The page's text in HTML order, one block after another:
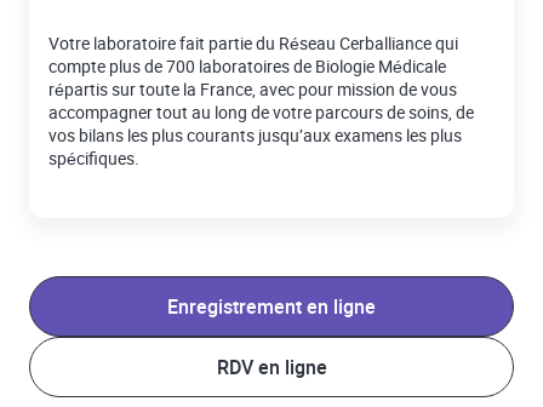
Votre laboratoire fait partie du Réseau Cerballiance qui
compte plus de 700 laboratoires de Biologie Médicale
répartis sur toute la France, avec pour mission de vous
accompagner tout au long de votre parcours de soins, de
vos bilans les plus courants jusqu’aux examens les plus
spécifiques.
Enregistrement en ligne
RDV en ligne